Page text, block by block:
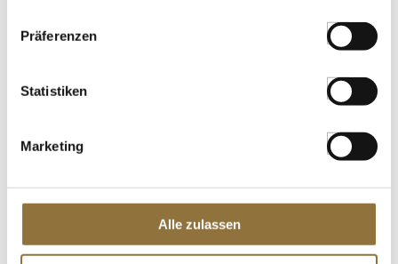
Präferenzen
Statistiken
Marketing
Alle zulassen